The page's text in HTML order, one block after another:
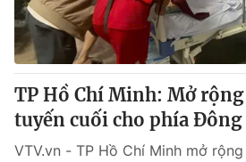
TP Hồ Chí Minh: Mở
tuyến cuối cho phía Đông
VTV.vn - TP Hồ Chí Minh mở